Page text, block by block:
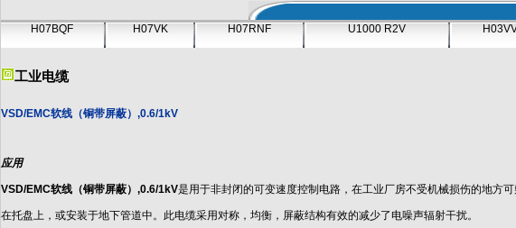
H07BQF
H07VK H07RNF U1000 R2V
工业电缆
VSD/EMC软线（铜带屏蔽）,0.6/1kV
应用
VSD/EMC软线（铜带屏蔽）,0.6/1kV是用于非封闭的可变速度控制电路，在工业厂房不受机械损伤的地方
在托盘上，或安装于地下管道中。此电缆采用对称，均衡，屏蔽结构有效的减少了电噪声辐射干扰。